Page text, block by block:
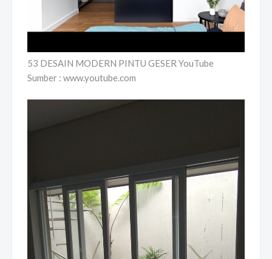
53 DESAIN MODERN PINTU GESER YouTube
Sumber : www.youtube.com